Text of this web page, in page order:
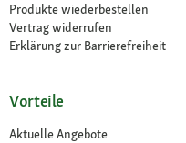
Produkte wiederbestellen
Vertrag widerrufen
Erklärung zur Barrierefreiheit
Vorteile
Aktuelle Angebote